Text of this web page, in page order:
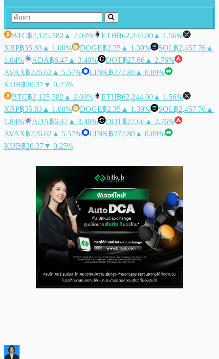
BTC฿2,125,382 ▲ 2.03% ETH฿62,244.00 ▲ 1.56%
XRP฿35.83 ▲ 1.00% DOGE฿2.35 ▲ 1.39% SOL฿2,457.76 ▲
1.84%
ADA฿6.47 ▲ 3.40% DOT฿27.66 ▲ 2.76%
AVAX฿226.62 ▲ 5.57% LINK฿272.80 ▲ 0.09%
KUB฿20.37▼ 0.25%
BTC฿2,125,382 ▲ 2.03% ETH฿62,244.00 ▲ 1.56%
XRP฿35.83 ▲ 1.00% DOGE฿2.35 ▲ 1.39% SOL฿2,457.76 ▲
1.84%
ADA฿6.47 ▲ 3.40% DOT฿27.66 ▲ 2.76%
AVAX฿226.62 ▲ 5.57% LINK฿272.80 ▲ 0.09%
KUB฿20.37▼ 0.25%